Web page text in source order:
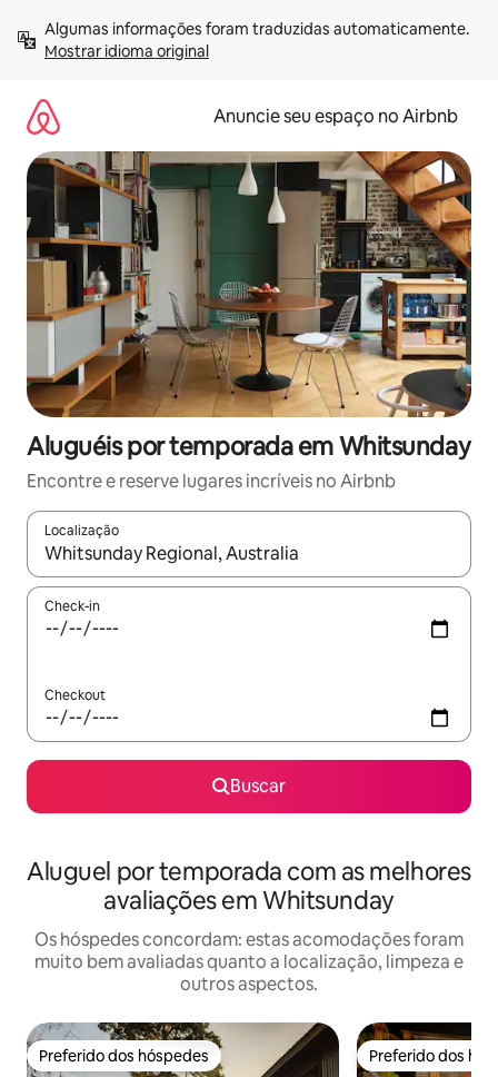
para
Mostrar idioma original
Anuncie seu espaço no Airbnb
Aluguéis por temporada em Whitsunday
Encontre e reserve lugares incríveis no Airbnb
Localização
Quando os resultados estiverem disponíveis, explore-os
Check-in
Checkout
Buscar
Aluguel por temporada com as melhores
avaliações em Whitsunday
Os hóspedes concordam: estas acomodações foram
muito bem avaliadas quanto a localização, limpeza e
outros aspectos.
Preferido dos hóspedes
Preferido dos hóspedes Preferido dos
Preferido dos